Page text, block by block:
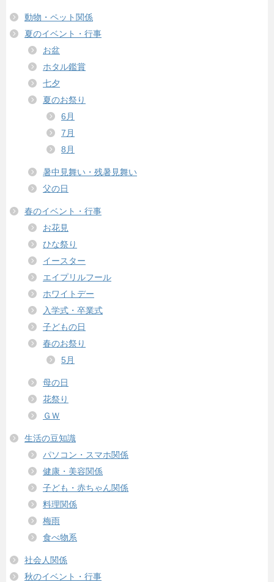
動物・ペット関係
夏のイベント・行事
お盆
ホタル鑑賞
七夕
夏のお祭り
6月
7月
8月
暑中見舞い・残暑見舞い
父の日
春のイベント・行事
お花見
ひな祭り
イースター
エイプリルフール
ホワイトデー
入学式・卒業式
子どもの日
春のお祭り
5月
母の日
花祭り
ＧＷ
生活の豆知識
パソコン・スマホ関係
健康・美容関係
子ども・赤ちゃん関係
料理関係
梅雨
食べ物系
社会人関係
秋のイベント・行事